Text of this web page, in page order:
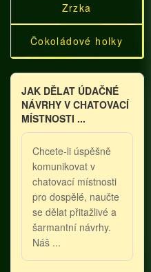
Zrzka
Čokoládové holky
JAK DĚLAT ÚDAČNÉ
NÁVRHY V CHATOVACÍ
MÍSTNOSTI ...
Chcete-li úspěšně
komunikovat v
chatovací místnosti
pro dospělé, naučte
se dělat přitažlivé a
šarmantní návrhy.
Náš ...